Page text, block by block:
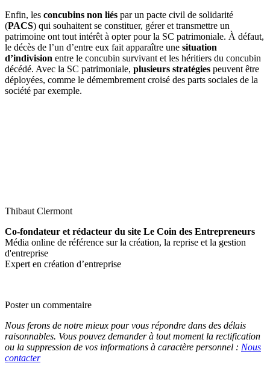
Enfin, les concubins non liés par un pacte civil de solidarité
(PACS) qui souhaitent se constituer, gérer et transmettre un
patrimoine ont tout intérêt à opter pour la SC patrimoniale. À défaut,
le décès de l’un d’entre eux fait apparaître une situation
d’indivision entre le concubin survivant et les héritiers du concubin
décédé. Avec la SC patrimoniale, plusieurs stratégies peuvent être
déployées, comme le démembrement croisé des parts sociales de la
société par exemple.
Thibaut Clermont
Co-fondateur et rédacteur du site Le Coin des Entrepreneurs
Média online de référence sur la création, la reprise et la gestion
d'entreprise
Expert en création d’entreprise
Poster un commentaire
Nous ferons de notre mieux pour vous répondre dans des délais
raisonnables. Vous pouvez demander à tout moment la rectification
ou la suppression de vos informations à caractère personnel : Nous
contacter